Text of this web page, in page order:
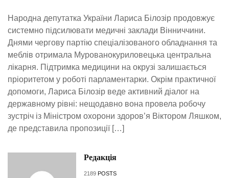
Народна депутатка України Лариса Білозір продовжує
системно підсилювати медичні заклади Вінниччини.
Днями чергову партію спеціалізованого обладнання та
меблів отримала Мурованокуриловецька центральна
лікарня. Підтримка медицини на окрузі залишається
пріоритетом у роботі парламентарки. Окрім практичної
допомоги, Лариса Білозір веде активний діалог на
державному рівні: нещодавно вона провела робочу
зустріч із Міністром охорони здоров’я Віктором Ляшком,
де представила пропозиції […]
Редакція
2189 POSTS